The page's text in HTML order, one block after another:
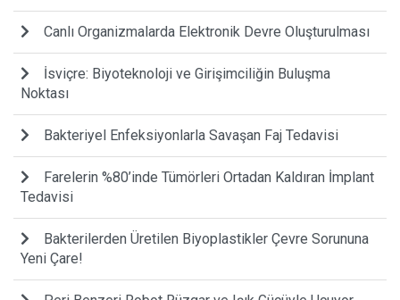
Canlı Organizmalarda Elektronik Devre Oluşturulması
İsviçre: Biyoteknoloji ve Girişimciliğin Buluşma
Noktası
Bakteriyel Enfeksiyonlarla Savaşan Faj Tedavisi
Farelerin %80’inde Tümörleri Ortadan Kaldıran İmplant
Tedavisi
Bakterilerden Üretilen Biyoplastikler Çevre Sorununa
Yeni Çare!